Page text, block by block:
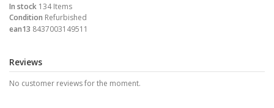
In stock 134 Items
Condition Refurbished
ean13 8437003149511
Reviews
No customer reviews for the moment.